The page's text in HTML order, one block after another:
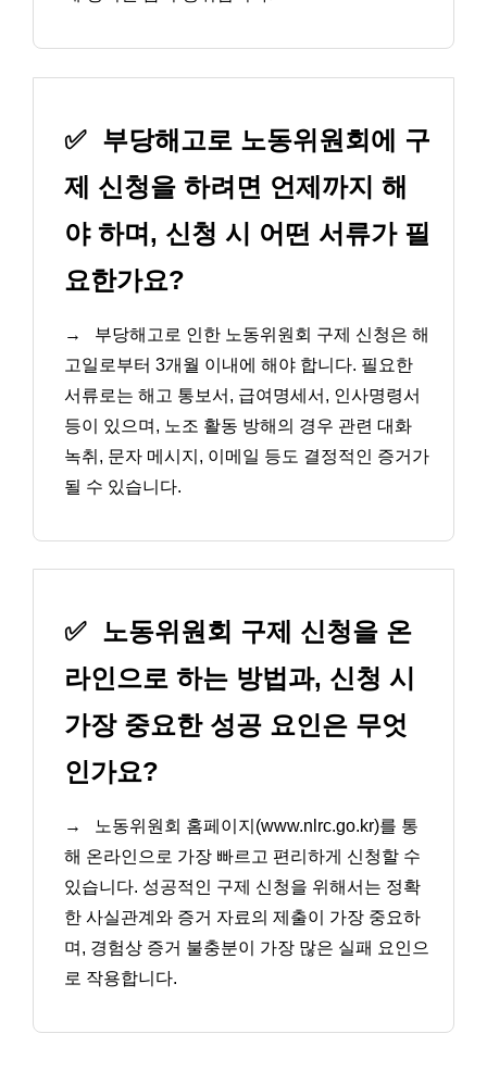
✅ 부당해고로 노동위원회에 구
제 신청을 하려면 언제까지 해
야 하며, 신청 시 어떤 서류가 필
요한가요?
→
부당해고로 인한 노동위원회 구제 신청은 해
고일로부터 3개월 이내에 해야 합니다. 필요한
서류로는 해고 통보서, 급여명세서, 인사명령서
등이 있으며, 노조 활동 방해의 경우 관련 대화
녹취, 문자 메시지, 이메일 등도 결정적인 증거가
될 수 있습니다.
✅ 노동위원회 구제 신청을 온
라인으로 하는 방법과, 신청 시
가장 중요한 성공 요인은 무엇
인가요?
→
노동위원회 홈페이지(www.nlrc.go.kr)를 통
해 온라인으로 가장 빠르고 편리하게 신청할 수
있습니다. 성공적인 구제 신청을 위해서는 정확
한 사실관계와 증거 자료의 제출이 가장 중요하
며, 경험상 증거 불충분이 가장 많은 실패 요인으
로 작용합니다.